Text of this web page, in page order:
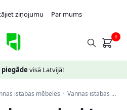
ziņojumu Par mums
0
piegāde visā Latvijā!
istabas mēbeles / Vannas istabas plaukti